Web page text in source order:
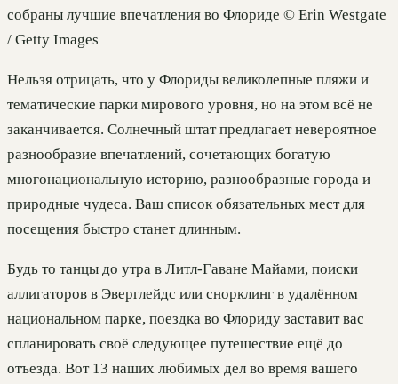
собраны лучшие впечатления во Флориде © Erin Westgate
/ Getty Images
Нельзя отрицать, что у Флориды великолепные пляжи и
тематические парки мирового уровня, но на этом всё не
заканчивается. Солнечный штат предлагает невероятное
разнообразие впечатлений, сочетающих богатую
многонациональную историю, разнообразные города и
природные чудеса. Ваш список обязательных мест для
посещения быстро станет длинным.
Будь то танцы до утра в Литл-Гаване Майами, поиски
аллигаторов в Эверглейдс или снорклинг в удалённом
национальном парке, поездка во Флориду заставит вас
спланировать своё следующее путешествие ещё до
отъезда. Вот 13 наших любимых дел во время вашего